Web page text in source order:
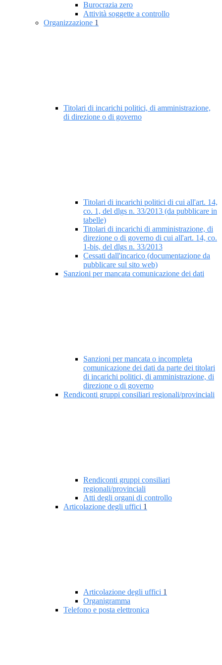
Burocrazia zero
Attività soggette a controllo
Organizzazione 1
Titolari di incarichi politici, di amministrazione,
di direzione o di governo
Titolari di incarichi politici di cui all'art. 14,
co. 1, del dlgs n. 33/2013 (da pubblicare in
tabelle)
Titolari di incarichi di amministrazione, di
direzione o di governo di cui all'art. 14, co.
1-bis, del dlgs n. 33/2013
Cessati dall'incarico (documentazione da
pubblicare sul sito web)
Sanzioni per mancata comunicazione dei dati
Sanzioni per mancata o incompleta
comunicazione dei dati da parte dei titolari
di incarichi politici, di amministrazione, di
direzione o di governo
Rendiconti gruppi consiliari regionali/provinciali
Rendiconti gruppi consiliari
regionali/provinciali
Atti degli organi di controllo
Articolazione degli uffici 1
Articolazione degli uffici 1
Organigramma
Telefono e posta elettronica